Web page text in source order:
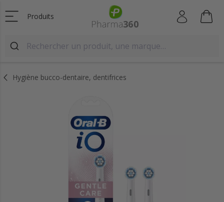
Produits
Hygiène bucco-dentaire, dentifrices